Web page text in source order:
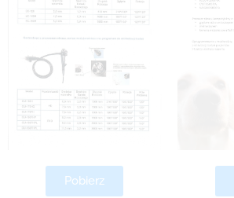
Pobierz